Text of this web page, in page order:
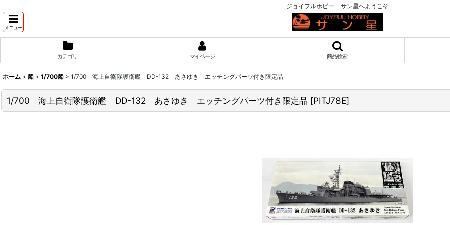
ジョイフルホビー サン星へようこそ
メニュー
カテゴリ マイページ 商品検索
ホーム > 船 > 1/700船 > 1/700 海上自衛隊護衛艦 DD-132 あさゆき エッチングパーツ付き限定品
1/700 海上自衛隊護衛艦 DD-132 あさゆき エッチングパーツ付き限定品 [PITJ78E]